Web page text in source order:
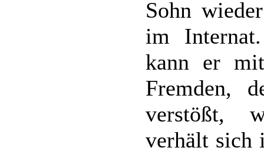
Sohn
im
kann er
Fremden,
verstößt,
verhält sich